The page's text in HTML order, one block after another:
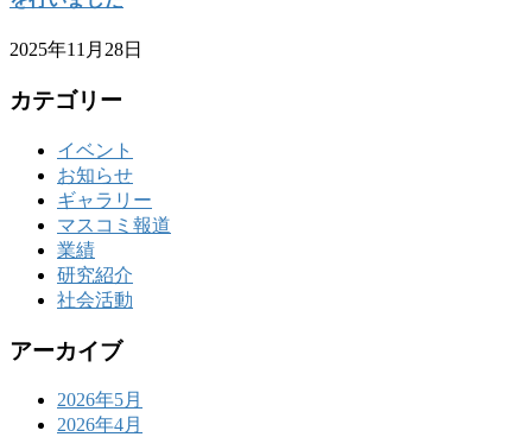
2025年11月28日
カテゴリー
イベント
お知らせ
ギャラリー
マスコミ報道
業績
研究紹介
社会活動
アーカイブ
2026年5月
2026年4月